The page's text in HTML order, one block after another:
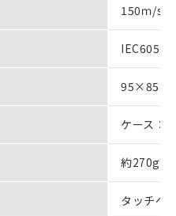
150ｍ/s2
ケース：
約270g（
タッチペ